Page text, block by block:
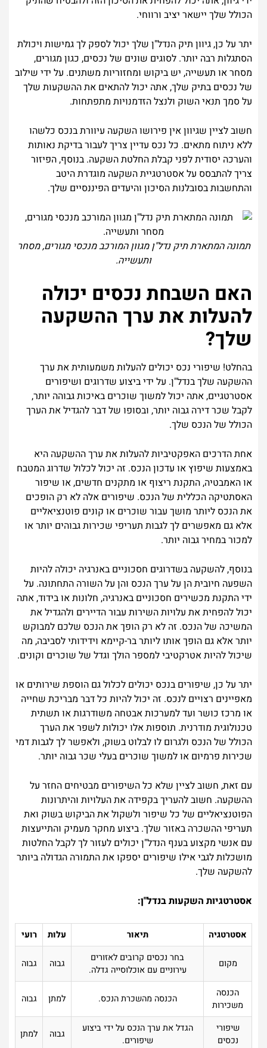
הכולל שלך יישאר יציב ורווחי.
יתר על כן, גיוון תיק הנדל"ן שלך יכול לספק לך גמישות ויכולת
הסתגלות רבה יותר. לסוגים שונים של נכסים, כגון מגורים,
מסחר או תעשייה, יש ביקוש ומחזוריות משתנים. על ידי שילוב
של נכסים בתיק שלך, אתה יכול להתאים את ההשקעות שלך
על סמך תנאי השוק ולנצל הזדמנויות מתפתחות.
חשוב לציין שגיוון אין פירושו השקעה עיוורת בנכס כלשהו
ללא ניתוח מתאים. כל נכס עדיין צריך לעבור בדיקת נאותות
והערכה יסודית לפני קבלת החלטת השקעה. בנוסף, הפיזור
צריך להתבסס על אסטרטגיית השקעה מוגדרת היטב
והתחשבות בסובלנות הסיכון והיעדים הפיננסיים שלך.
תמונה המתארת תיק נדל"ן מגוון המורכב מנכסי מגורים, מסחר
ותעשייה.
האם השבחת נכסים יכולה
להעלות את ערך ההשקעה
שלך?
בהחלט! שיפורי נכס יכולים להעלות משמעותית את ערך
ההשקעה שלך בנדל"ן. על ידי ביצוע שדרוגים ושיפורים
אסטרטגיים, אתה יכול למשוך שוכרים באיכות גבוהה יותר,
לקבל שכר דירה גבוה יותר, ובסופו של דבר להגדיל את הערך
הכולל של הנכס שלך.
אחת הדרכים האפקטיביות להעלות את ערך ההשקעה היא
באמצעות שיפוץ או עדכון הנכס. זה יכול לכלול שדרוג המטבח
או האמבטיה, התקנת ריצוף או מתקנים חדשים, או שיפור
האסתטיקה הכללית של הנכס. שיפורים אלה לא רק הופכים
את הנכס ליותר מושך עבור שוכרים או קונים פוטנציאליים
אלא גם מאפשרים לך לגבות תעריפי שכירות גבוהים יותר או
למכור במחיר גבוה יותר.
בנוסף, להשקעה בשדרוגים חסכוניים באנרגיה יכולה להיות
השפעה חיובית הן על ערך הנכס והן על השורה התחתונה. על
ידי התקנת מכשירים חסכוניים באנרגיה, חלונות או בידוד, אתה
יכול להפחית את עלויות השירות עבור הדיירים ולהגדיל את
המשיכה של הנכס. זה לא רק הופך את הנכס שלכם למבוקש
יותר אלא גם הופך אותו ליותר בר-קיימא וידידותי לסביבה, מה
שיכול להיות אטרקטיבי למספר הולך וגדל של שוכרים וקונים.
יתר על כן, שיפורים בנכס יכולים לכלול גם הוספת שירותים או
מאפיינים רצויים לנכס. זה יכול להיות כל דבר מבריכת שחייה
או מרכז כושר ועד למערכות אבטחה משודרגות או תשתית
טכנולוגית מודרנית. תוספות אלו יכולות לשפר את הערך
הכולל של הנכס ולגרום לו לבלוט בשוק, ולאפשר לך לגבות דמי
שכירות פרמיום או למשוך שוכרים בעלי שכר גבוה יותר.
עם זאת, חשוב לציין שלא כל השיפורים מבטיחים החזר על
ההשקעה. חשוב להעריך בקפידה את העלויות והיתרונות
הפוטנציאליים של כל שיפור ולשקול את הביקוש בשוק ואת
תעריפי ההשכרה באזור שלך. ביצוע מחקר מעמיק והתייעצות
עם אנשי מקצוע בענף הנדל"ן יכולים לעזור לך לקבל החלטות
מושכלות לגבי אילו שיפורים יספקו את התמורה הגדולה ביותר
להשקעה שלך.
אסטרטגיות השקעות בנדל"ן:
אסטרטגיה תיאור עלות רועי
מקום
בחר נכסים קרובים לאזורים
עירוניים עם אוכלוסייה גדלה.
גבוה גבוה
הכנסה
משכירות
הכנסה מהשכרת הנכס. למתן גבוה
שיפורי
נכסים
הגדל את ערך הנכס על ידי ביצוע
שיפורים.
גבוה למתן